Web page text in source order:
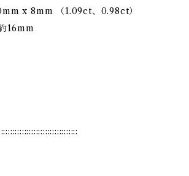
x 8mm （1.09ct、0.98ct）
16mm